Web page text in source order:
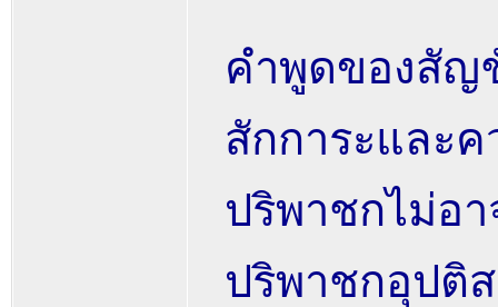
คำพูดของสัญ
สักการะและ
ปริพาชกไม่อ
ปริพาชกอุปติ